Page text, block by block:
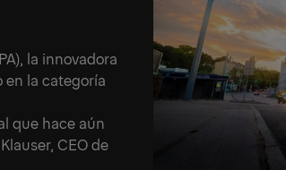
la innovadora
en la categoría
que hace aún
CEO de